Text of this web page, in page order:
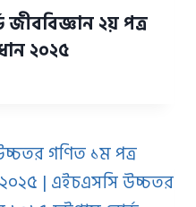
জীববিজ্ঞান ২য় পত্র
২০২৫